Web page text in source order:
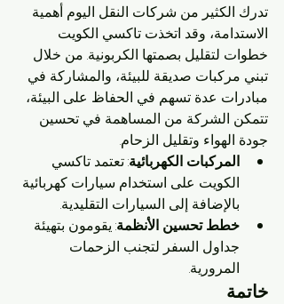
تدرك الكثير من شركات النقل اليوم أهمية
الاستدامة، وقد اتخذت تاكسي الكويت
خطوات لتقليل بصمتها الكربونية. من خلال
تبني مركبات صديقة للبيئة، والمشاركة في
مبادرات عدة تسهم في الحفاظ على البيئة،
تتمكن الشركة من المساهمة في تحسين
جودة الهواء وتقليل الزحام.
المركبات الكهربائية: تعتمد تاكسي
الكويت على استخدام سيارات كهربائية
بالإضافة إلى السيارات التقليدية.
خطط تحسين الأنظمة: يقومون بتهيئة
جداول السفر لتجنب الزحمات
المرورية.
خاتمة